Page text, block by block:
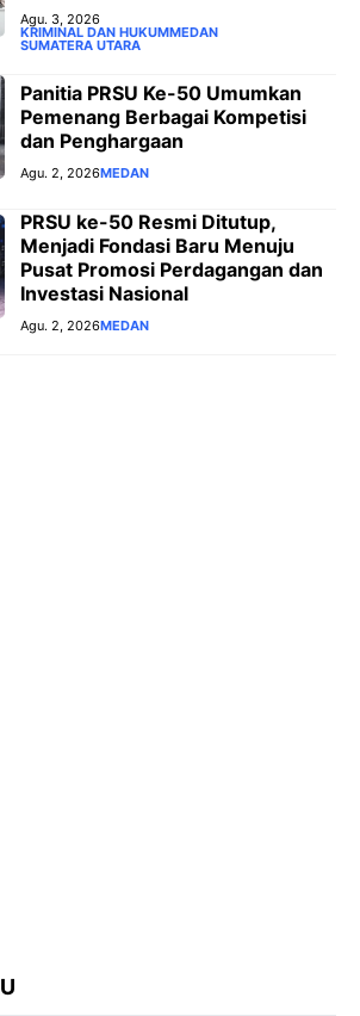
Agu. 3, 2026
KRIMINAL DAN HUKUMMEDAN
SUMATERA UTARA
Panitia PRSU Ke-50 Umumkan
Pemenang Berbagai Kompetisi
dan Penghargaan
Agu. 2, 2026MEDAN
PRSU ke-50 Resmi Ditutup,
Menjadi Fondasi Baru Menuju
Pusat Promosi Perdagangan dan
Investasi Nasional
Agu. 2, 2026MEDAN